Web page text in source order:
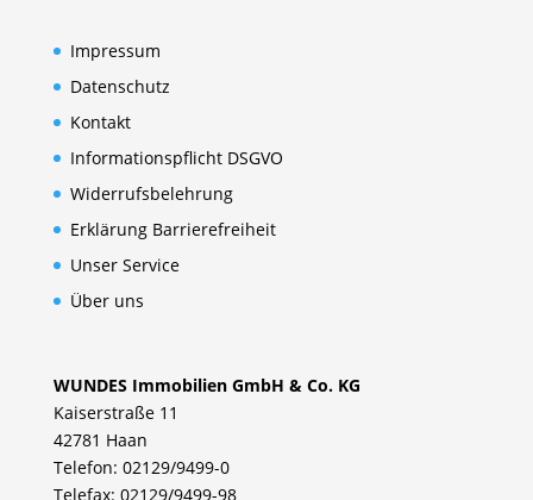
Impressum
Datenschutz
Kontakt
Informationspflicht DSGVO
Widerrufsbelehrung
Erklärung Barrierefreiheit
Unser Service
Über uns
WUNDES Immobilien GmbH & Co. KG
Kaiserstraße 11
42781 Haan
Telefon: 02129/9499-0
Telefax: 02129/9499-98